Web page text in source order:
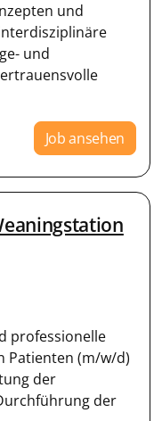
und
und
Job ansehen
professionelle
Patienten (m/w/d)
der
der